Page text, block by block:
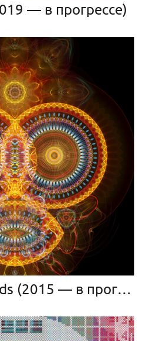
— в прогрессе)
Masks of the Gods (2015 — в прогрессе)